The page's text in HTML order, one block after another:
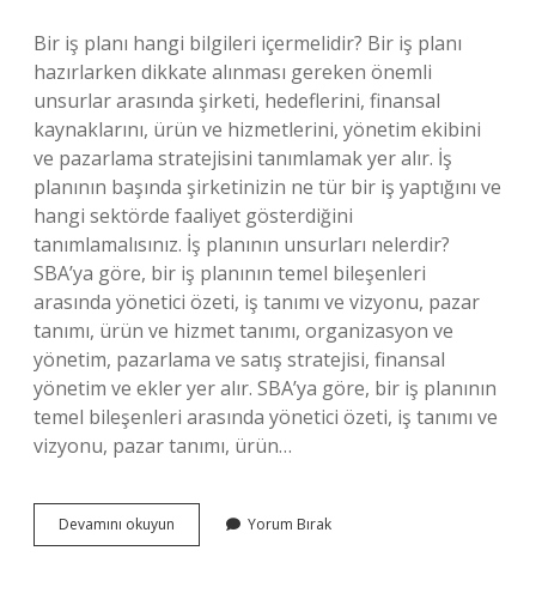
Bir iş planı hangi bilgileri içermelidir? Bir iş planı
hazırlarken dikkate alınması gereken önemli
unsurlar arasında şirketi, hedeflerini, finansal
kaynaklarını, ürün ve hizmetlerini, yönetim ekibini
ve pazarlama stratejisini tanımlamak yer alır. İş
planının başında şirketinizin ne tür bir iş yaptığını ve
hangi sektörde faaliyet gösterdiğini
tanımlamalısınız. İş planının unsurları nelerdir?
SBA’ya göre, bir iş planının temel bileşenleri
arasında yönetici özeti, iş tanımı ve vizyonu, pazar
tanımı, ürün ve hizmet tanımı, organizasyon ve
yönetim, pazarlama ve satış stratejisi, finansal
yönetim ve ekler yer alır. SBA’ya göre, bir iş planının
temel bileşenleri arasında yönetici özeti, iş tanımı ve
vizyonu, pazar tanımı, ürün…
Devamını okuyun
Bir
Yorum Bırak